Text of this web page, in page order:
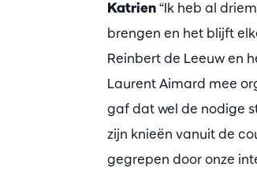
Katrien“Ik heb al
brengen en het blijft
Reinbert de Leeuw en
Laurent Aimard mee
gaf dat wel de nodige
zijn knieën vanuit de
gegrepen door onze